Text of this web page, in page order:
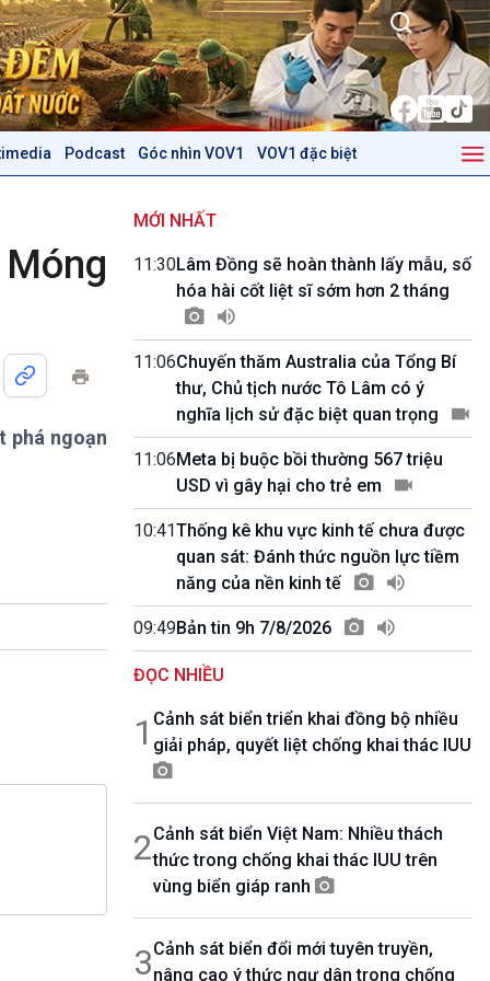
Podcast Góc nhìn VOV1 VOV1 đặc biệt
Trước giờ mở cửa
Dòng chảy Kinh tế
Tuyên chiến với gian lận
thương mại
Mùa vàng
Biển đảo Việt Nam
Tìm hiểu biển, đảo Việt
Nam
Podcast
Góc nhìn VOV1
Bình luận
10 phút Sự kiện - Luận bàn
Câu chuyện thời sự
Dòng chảy sự kiện
Đối thoại
Diễn đàn chủ nhật
Chuyện đêm
phá ngoạn
MỚI NHẤT
11:30Lâm Đồng sẽ hoàn thành lấy mẫu, số
hóa hài cốt liệt sĩ sớm hơn 2 tháng
11:06Chuyến thăm Australia của Tổng Bí
thư, Chủ tịch nước Tô Lâm có ý
nghĩa lịch sử đặc biệt quan trọng
11:06Meta bị buộc bồi thường 567 triệu
USD vì gây hại cho trẻ em
10:41Thống kê khu vực kinh tế chưa được
quan sát: Đánh thức nguồn lực tiềm
năng của nền kinh tế
09:49Bản tin 9h 7/8/2026
ĐỌC NHIỀU
1 Cảnh sát biển triển khai đồng bộ nhiều
giải pháp, quyết liệt chống khai thác IUU
2Cảnh sát biển Việt Nam: Nhiều thách
thức trong chống khai thác IUU trên
vùng biển giáp ranh
3Cảnh sát biển đổi mới tuyên truyền,
nâng cao ý thức ngư dân trong chống